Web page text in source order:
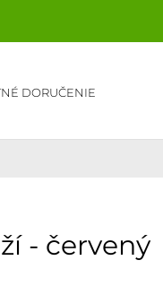
DORUČENIE
- červený